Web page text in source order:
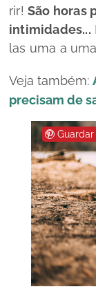
rir! São horas
intimidades...
las uma a
Veja também:
precisam de
Guardar